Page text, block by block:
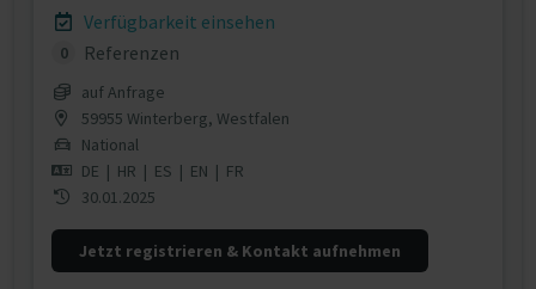
Verfügbarkeit einsehen
0 Referenzen
auf Anfrage
59955 Winterberg, Westfalen
National
DE | HR | ES | EN | FR
30.01.2025
Jetzt registrieren & Kontakt aufnehmen